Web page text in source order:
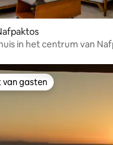
in het centrum van
van gasten
van gasten